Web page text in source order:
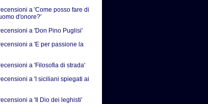
a 'Come posso fare di
d'onore?'
a 'Don Pino Puglisi'
a 'E per passione la
a 'Filosofia di strada'
a 'I siciliani spiegati ai
a 'Il Dio dei leghisti'